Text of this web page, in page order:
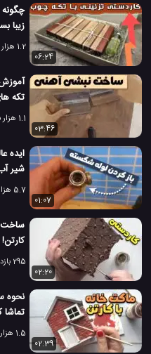
زیبا
1.2 هزار بازدید
06:24
تکه
1.1 هزار بازدید
03:46
ایده
شیر
5.7 هزار بازدید
01:07
ساخت
کارتن!
295 بازدید
02:20
نحوه
تماشا
1.5 هزار بازدید
02:39